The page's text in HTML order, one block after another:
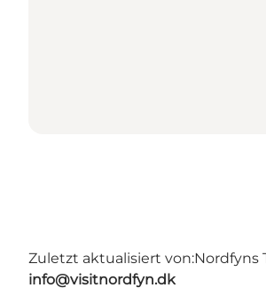
Zuletzt aktualisiert von:Nordfyns
info@visitnordfyn.dk